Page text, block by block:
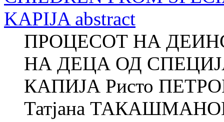
KAPIJA abstract
ПРОЦЕСОТ НА
НА ДЕЦА ОД
КАПИЈА Ристо
Татјана